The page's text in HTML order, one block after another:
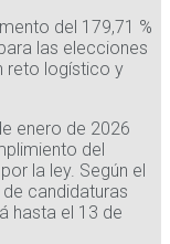
del 179,71 %
las elecciones
reto logístico y
enero de 2026
del
la ley. Según el
candidaturas
hasta el 13 de